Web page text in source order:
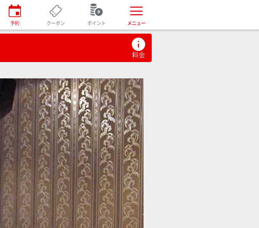
予約 クーポン ポイント メニュー